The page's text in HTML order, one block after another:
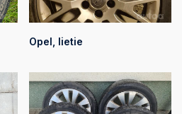
Opel, lietie